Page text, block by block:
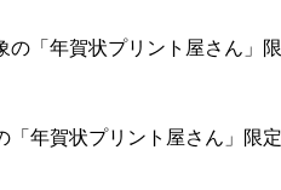
「年賀状プリント屋さん」
年賀状プリント屋さん」限定